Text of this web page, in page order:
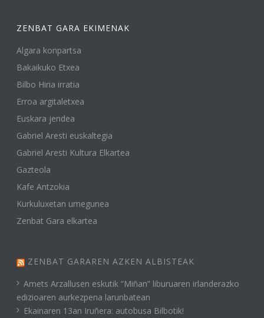
ZENBAT GARA EKIMENAK
Algara konpartsa
Bakaikuko Etxea
Bilbo Hiria irratia
Erroa argitaletxea
Euskara jendea
Gabriel Aresti euskaltegia
Gabriel Aresti Kultura Elkartea
Gazteola
Kafe Antzokia
Kurkuluxetan umegunea
Zenbat Gara elkartea
ZENBAT GARAREN AZKEN ALBISTEAK
Amets Arzallusen eskutik “Miñan” liburuaren irlanderazko
edizioaren aurkezpena larunbatean
Ekainaren 13an Iruñera: autobusa Bilbotik!